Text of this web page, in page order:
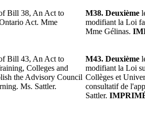
Bill 38, An Act to
Act. Mme
M38. Deuxième
modifiant la Loi
Mme Gélinas.
Bill 43, An Act to
Colleges and
the Advisory Council
Ms. Sattler.
M43. Deuxième
modifiant la Loi
Collèges et
consultatif de
Sattler.